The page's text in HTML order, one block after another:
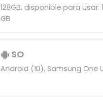
128GB, disponible para usar:
GB
SO
Android (10), Samsung One